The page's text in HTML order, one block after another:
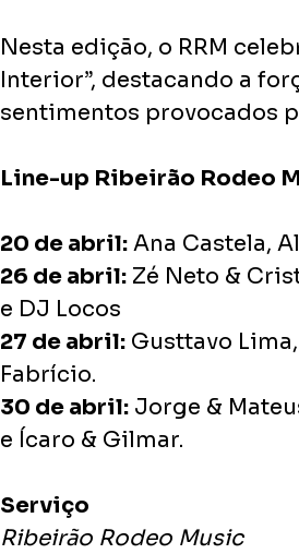
Nesta edição, o RRM
Interior”, destacando a
sentimentos provocados
Line-up Ribeirão Rodeo
20 de abril: Ana Castela,
26 de abril: Zé Neto &
e DJ Locos
27 de abril: Gusttavo
Fabrício.
30 de abril: Jorge &
e Ícaro & Gilmar.
Serviço
Ribeirão Rodeo Music